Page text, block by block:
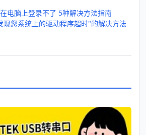
电脑上登录不了 5种解决方法指南
现您系统上的驱动程序超时"的解决方法